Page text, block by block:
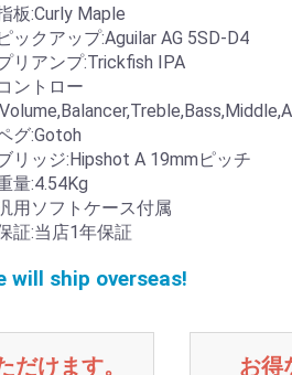
板:Curly Maple
ックアップ:Aguilar AG 5SD-D4
リアンプ:Trickfish IPA
ントロー
グ:Gotoh
リッジ:Hipshot A 19mmピッチ
量:4.54Kg
用ソフトケース付属
証:当店1年保証
will ship overseas!
けます。 お得